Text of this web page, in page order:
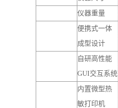
数据传输
数据上传
电池参数
续航能力
数据存储
仪器尺寸
仪器重量